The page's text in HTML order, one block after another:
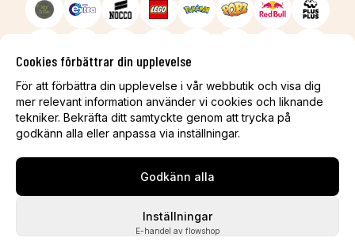
Cookies förbättrar din upplevelse
För att förbättra din upplevelse i vår webbutik och visa dig
mer relevant information använder vi cookies och liknande
tekniker. Bekräfta ditt samtyckte genom att trycka på
godkänn alla eller anpassa via inställningar.
Inställningar
Godkänn alla
E-handel av flowshop